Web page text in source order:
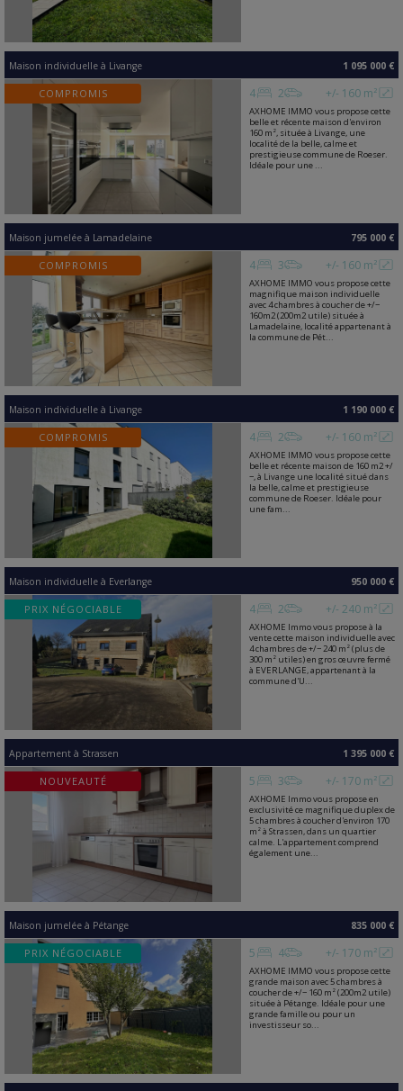
Maison individuelle à Livange 1 095 000 €
COMPROMIS +/- 160 m²
4 2
AXHOME IMMO vous propose cette
belle et récente maison d'environ
160 m², située à Livange, une
localité de la belle, calme et
prestigieuse commune de Roeser.
Idéale pour une ...
Maison jumelée à Lamadelaine 795 000 €
COMPROMIS +/- 160 m²
4 3
AXHOME IMMO vous propose cette
magnifique maison individuelle
avec 4 chambres à coucher de +/−
160m2 (200m2 utile) située à
Lamadelaine, localité appartenant à
la commune de Pét...
Maison individuelle à Livange 1 190 000 €
COMPROMIS +/- 160 m²
4 2
AXHOME IMMO vous propose cette
belle et récente maison de 160 m2 +/
−, à Livange une localité situé dans
la belle, calme et prestigieuse
commune de Roeser. Idéale pour
une fam...
Maison individuelle à Everlange 950 000 €
PRIX NÉGOCIABLE +/- 240 m²
4 2
AXHOME Immo vous propose à la
vente cette maison individuelle avec
4 chambres de +/− 240 m² (plus de
300 m² utiles) en gros œuvre fermé
à EVERLANGE, appartenant à la
commune d'U...
Appartement à Strassen 1 395 000 €
NOUVEAUTÉ +/- 170 m²
5 3
AXHOME Immo vous propose en
exclusivité ce magnifique duplex de
5 chambres à coucher d'environ 170
m² à Strassen, dans un quartier
calme. L'appartement comprend
également une...
Maison jumelée à Pétange 835 000 €
PRIX NÉGOCIABLE +/- 170 m²
5 4
AXHOME IMMO vous propose cette
grande maison avec 5 chambres à
coucher de +/− 160 m² (200m2 utile)
située à Pétange. Idéale pour une
grande famille ou pour un
investisseur so...